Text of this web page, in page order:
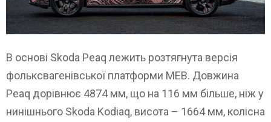
В основі Skoda Peaq лежить розтягнута версія
фольксвагенівської платформи MEB. Довжина
Peaq дорівнює 4874 мм, що на 116 мм більше, ніж у
нинішнього Skoda Kodiaq, висота – 1664 мм, колісна